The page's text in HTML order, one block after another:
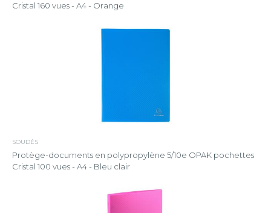
Cristal 160 vues - A4 - Orange
SOUDÉS
Protège-documents en polypropylène 5/10e OPAK pochettes
Cristal 100 vues - A4 - Bleu clair